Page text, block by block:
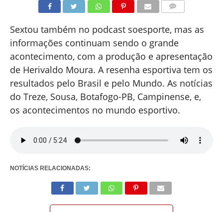
Sextou também no podcast soesporte, mas as
informações continuam sendo o grande
acontecimento, com a produção e apresentação
de Herivaldo Moura. A resenha esportiva tem os
resultados pelo Brasil e pelo Mundo. As notícias
do Treze, Sousa, Botafogo-PB, Campinense, e,
os acontecimentos no mundo esportivo.
NOTÍCIAS RELACIONADAS: